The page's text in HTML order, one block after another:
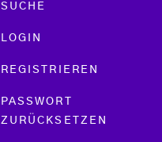
SUCHE
LOGIN
REGISTRIEREN
PASSWORT
ZURÜCKSETZEN